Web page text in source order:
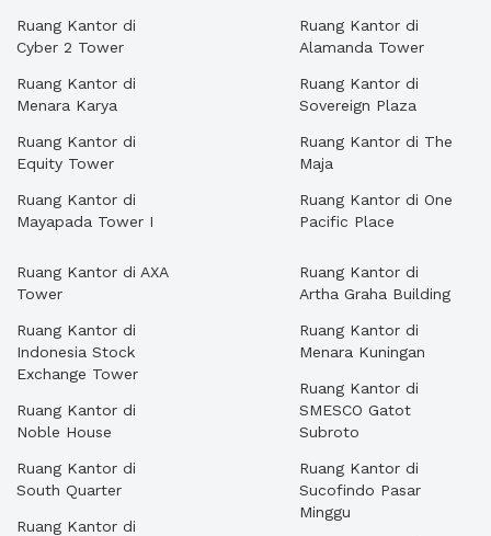
Ruang Kantor di
Cyber 2 Tower
Ruang Kantor di
Menara Karya
Ruang Kantor di
Equity Tower
Ruang Kantor di
Mayapada Tower I
Ruang Kantor di
Alamanda Tower
Ruang Kantor di
Sovereign Plaza
Ruang Kantor di The
Maja
Ruang Kantor di One
Pacific Place
Ruang Kantor di AXA
Tower
Ruang Kantor di
Indonesia Stock
Exchange Tower
Ruang Kantor di
Noble House
Ruang Kantor di
South Quarter
Ruang Kantor di
Ruang Kantor di
Artha Graha Building
Ruang Kantor di
Menara Kuningan
Ruang Kantor di
SMESCO Gatot
Subroto
Ruang Kantor di
Sucofindo Pasar
Minggu